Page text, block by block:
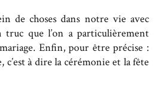
de choses dans notre vie avec
que l’on a particulièrement
Enfin, pour être précise :
à dire la cérémonie et la fête